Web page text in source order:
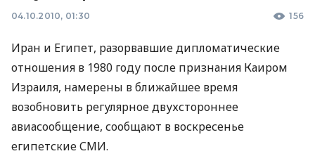
04.10.2010, 01:30 156
Иран и Египет, разорвавшие дипломатические
отношения в 1980 году после признания Каиром
Израиля, намерены в ближайшее время
возобновить регулярное двухстороннее
авиасообщение, сообщают в воскресенье
египетские СМИ.